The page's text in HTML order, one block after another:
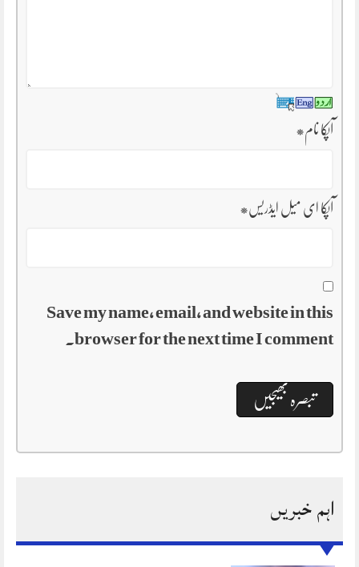
آپکا نام*
آپکا ای میل ایڈریس*
Save my name, email, and website in this
browser for the next time I comment.
اہم خبریں